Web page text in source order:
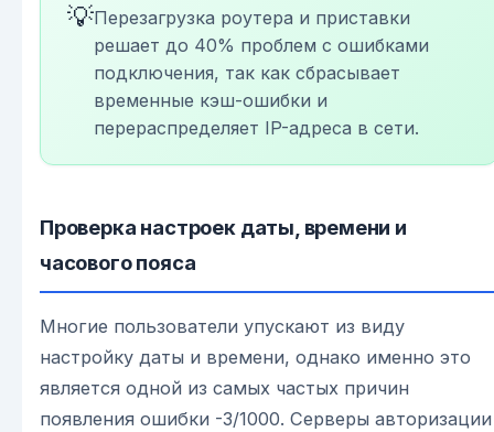
💡Перезагрузка роутера и приставки
решает до 40% проблем с ошибками
подключения, так как сбрасывает
временные кэш-ошибки и
перераспределяет IP-адреса в сети.
Проверка настроек даты, времени и
часового пояса
Многие пользователи упускают из виду
настройку даты и времени, однако именно это
является одной из самых частых причин
появления ошибки -3/1000. Серверы авторизации